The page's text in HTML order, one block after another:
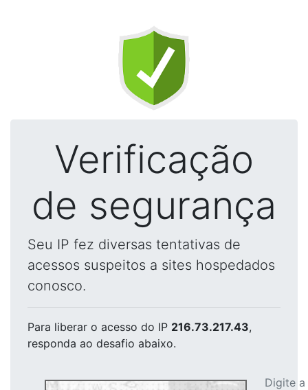
Verificação
de segurança
Seu IP fez diversas tentativas de
acessos suspeitos a sites hospedados
conosco.
Para liberar o acesso do IP 216.73.217.43,
responda ao desafio abaixo.
Digite